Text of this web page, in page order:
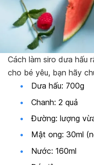
Cách làm siro dưa hấu
cho bé yêu, bạn hãy
Dưa hấu: 700g
Chanh: 2 quả
Đường: lượng
Mật ong: 30ml
Nước: 160ml